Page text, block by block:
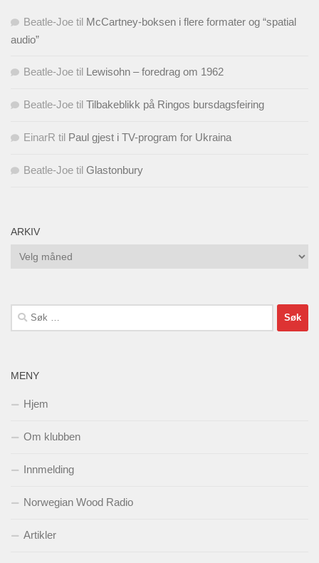
Beatle-Joe til McCartney-boksen i flere formater og “spatial
audio”
Beatle-Joe til Lewisohn – foredrag om 1962
Beatle-Joe til Tilbakeblikk på Ringos bursdagsfeiring
EinarR til Paul gjest i TV-program for Ukraina
Beatle-Joe til Glastonbury
ARKIV
Arkiv
Søk
etter:
MENY
Hjem
Om klubben
Innmelding
Norwegian Wood Radio
Artikler